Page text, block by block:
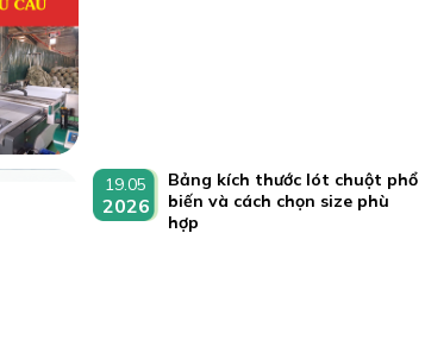
19.05
2026
Bảng kích thước lót chuột phổ
biến và cách chọn size phù
hợp